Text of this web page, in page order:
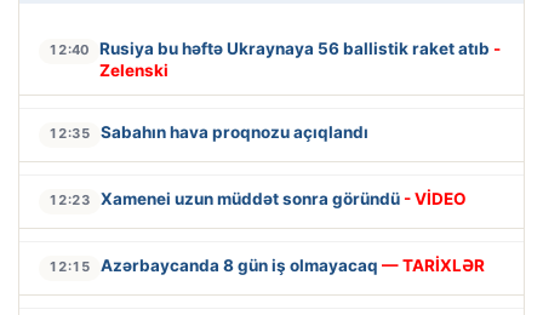
12:40 Rusiya bu həftə Ukraynaya 56 ballistik raket atıb -
Zelenski
12:35 Sabahın hava proqnozu açıqlandı
12:23 Xamenei uzun müddət sonra göründü - VİDEO
12:15 Azərbaycanda 8 gün iş olmayacaq — TARİXLƏR